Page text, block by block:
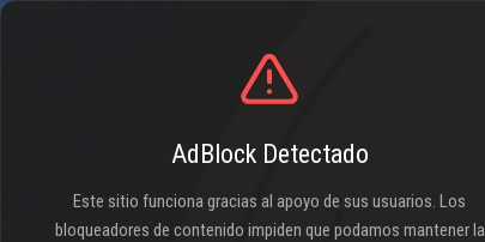
AdBlock Detectado
Este sitio funciona gracias al apoyo de sus usuarios. Los
bloqueadores de contenido impiden que podamos mantener la